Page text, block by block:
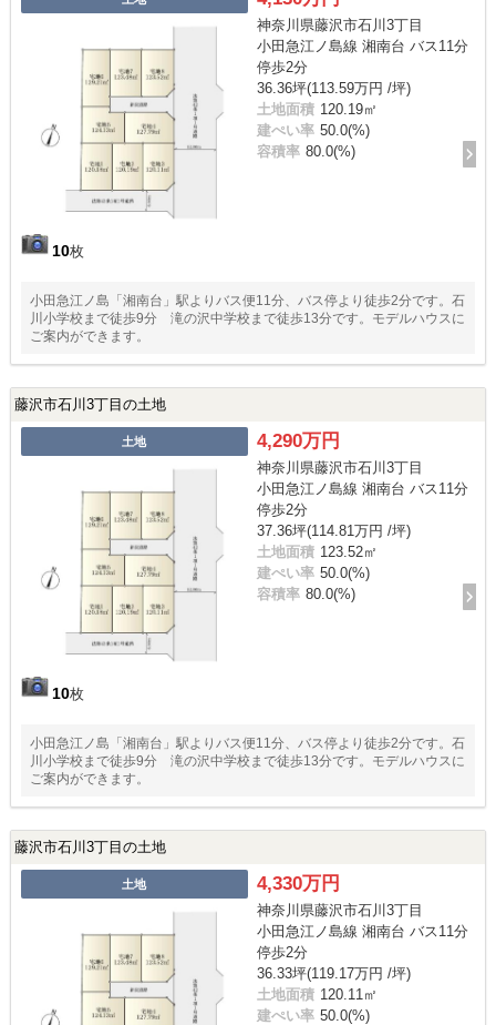
10枚
神奈川県藤沢市石川3丁目
小田急江ノ島線 湘南台 バス11分
停歩2分
36.36坪(113.59万円 /坪)
土地面積 120.19㎡
建ぺい率 50.0(%)
容積率 80.0(%)
小田急江ノ島「湘南台」駅よりバス便11分、バス停より徒歩2分です。石
川小学校まで徒歩9分 滝の沢中学校まで徒歩13分です。モデルハウスに
ご案内ができます。
藤沢市石川3丁目の土地
土地
10枚
4,290万円
神奈川県藤沢市石川3丁目
小田急江ノ島線 湘南台 バス11分
停歩2分
37.36坪(114.81万円 /坪)
土地面積 123.52㎡
建ぺい率 50.0(%)
容積率 80.0(%)
小田急江ノ島「湘南台」駅よりバス便11分、バス停より徒歩2分です。石
川小学校まで徒歩9分 滝の沢中学校まで徒歩13分です。モデルハウスに
ご案内ができます。
藤沢市石川3丁目の土地
土地 4,330万円
神奈川県藤沢市石川3丁目
小田急江ノ島線 湘南台 バス11分
停歩2分
36.33坪(119.17万円 /坪)
土地面積 120.11㎡
建ぺい率 50.0(%)